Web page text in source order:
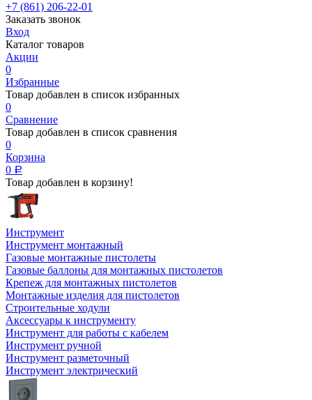
+7 (861) 206-22-01
Заказать звонок
Вход
Каталог товаров
Акции
0
Избранные
Товар добавлен в список избранных
0
Сравнение
Товар добавлен в список сравнения
0
Корзина
0 Р
Товар добавлен в корзину!
Инструмент
Инструмент монтажный
Газовые монтажные пистолеты
Газовые баллоны для монтажных пистолетов
Крепеж для монтажных пистолетов
Монтажные изделия для пистолетов
Строительные ходули
Аксессуары к инструменту
Инструмент для работы с кабелем
Инструмент ручной
Инструмент разметочный
Инструмент электрический